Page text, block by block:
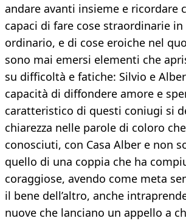
andare avanti insieme e ricordare
capaci di fare cose straordinarie
ordinario, e di cose eroiche nel
sono mai emersi elementi che
su difficoltà e fatiche: Silvio e
capacità di diffondere amore e
caratteristico di questi coniugi si
chiarezza nelle parole di coloro
conosciuti, con Casa Alber e non
quello di una coppia che ha
coraggiose, avendo come meta
il bene dell’altro, anche
nuove che lanciano un appello a